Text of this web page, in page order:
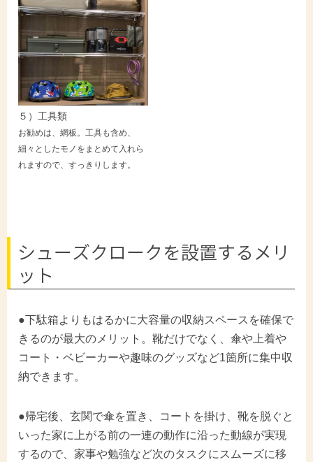
５）工具類
お勧めは、網板。工具も含め、
細々としたモノをまとめて入れら
れますので、すっきりします。
シューズクロークを設置するメリ
ット
●下駄箱よりもはるかに大容量の収納スペースを確保で
きるのが最大のメリット。靴だけでなく、傘や上着や
コート・ベビーカーや趣味のグッズなど1箇所に集中収
納できます。
●帰宅後、玄関で傘を置き、コートを掛け、靴を脱ぐと
いった家に上がる前の一連の動作に沿った動線が実現
するので、家事や勉強など次のタスクにスムーズに移